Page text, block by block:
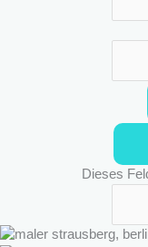
Dieses